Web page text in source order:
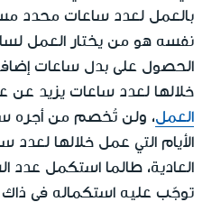
بالعمل لعدد ساعات محدد
نفسه هو من يختار العمل
الحصول على بدل ساعات
خلالها لعدد ساعات يزيد عن
العمل، ولن تُخصم من أجره
الأيام التي عمل خلالها
العادية، طالما استكمل عدد
توجّب عليه استكماله في